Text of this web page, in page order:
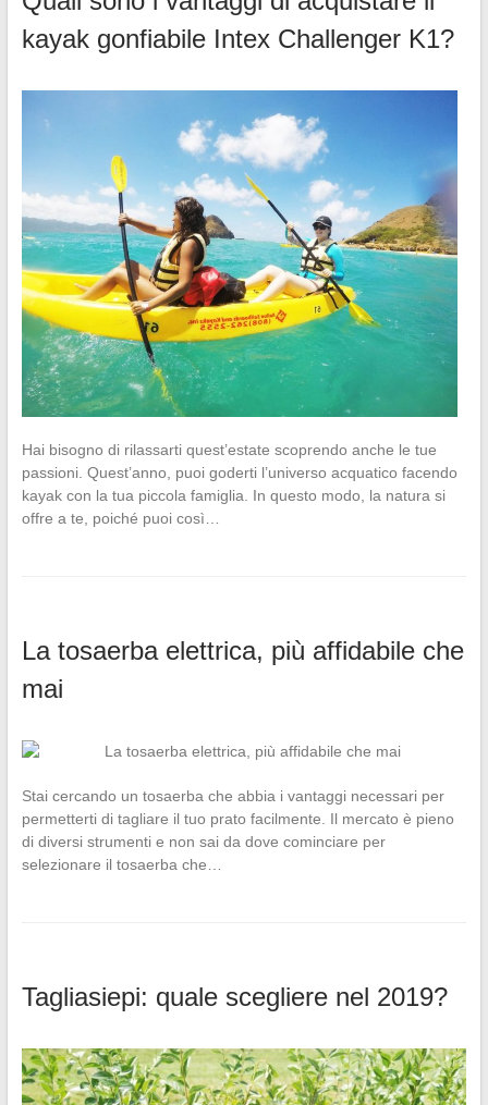
kayak gonfiabile Intex Challenger K1?
Hai bisogno di rilassarti quest’estate scoprendo anche le tue
passioni. Quest’anno, puoi goderti l’universo acquatico facendo
kayak con la tua piccola famiglia. In questo modo, la natura si
offre a te, poiché puoi così…
La tosaerba elettrica, più affidabile che
mai
Stai cercando un tosaerba che abbia i vantaggi necessari per
permetterti di tagliare il tuo prato facilmente. Il mercato è pieno
di diversi strumenti e non sai da dove cominciare per
selezionare il tosaerba che…
Tagliasiepi: quale scegliere nel 2019?